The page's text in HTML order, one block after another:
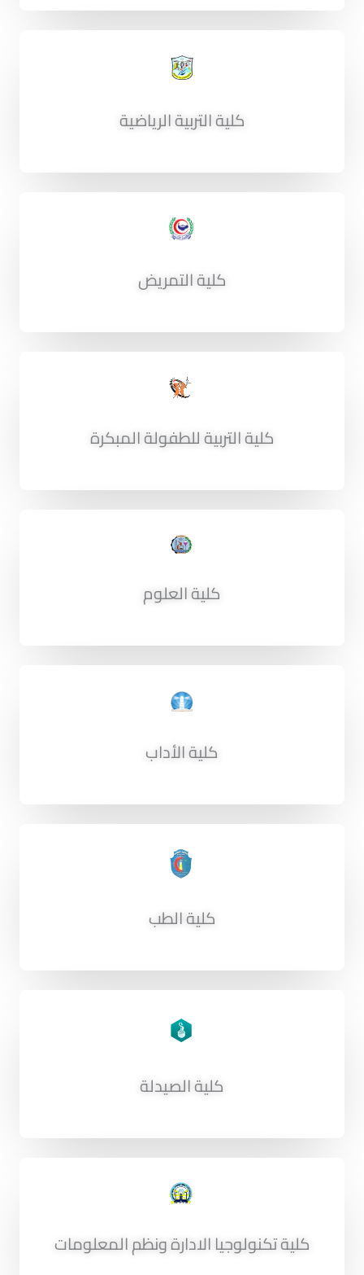
كلية التربية الرياضية
كلية التمريض
كلية التربية للطفولة المبكرة
كلية العلوم
كلية الأداب
كلية الطب
كلية الصيدلة
كلية تكنولوجيا الادارة ونظم المعلومات